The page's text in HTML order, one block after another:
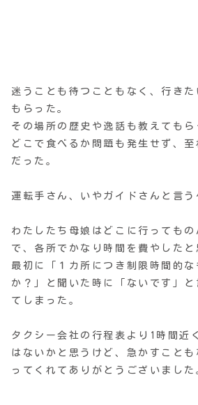
迷うことも待つこともなく、行き
もらった。
その場所の歴史や逸話も教えてもら
どこで食べるか問題も発生せず、至
だった。
運転手さん、いやガイドさんと言う
わたしたち母娘はどこに行っても
で、各所でかなり時間を費やしたと
最初に「１カ所につき制限時間的な
か？」と聞いた時に「ないです」
てしまった。
タクシー会社の行程表より1時間近
はないかと思うけど、急かすこと
ってくれてありがとうございました